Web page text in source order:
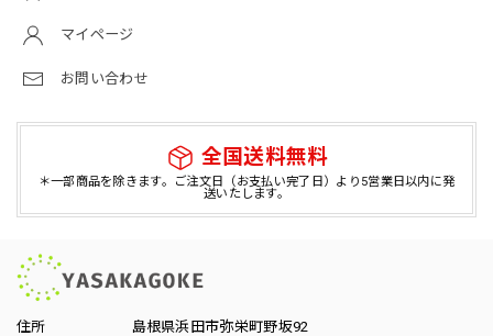
マイページ
お問い合わせ
全国送料無料
＊一部商品を除きます。ご注文日（お支払い完了日）より5営業日以内に発
送いたします。
住所
島根県浜田市弥栄町野坂92